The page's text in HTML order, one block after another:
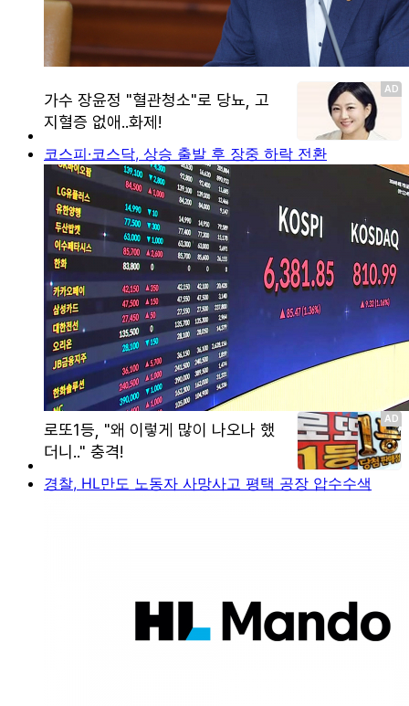
코스피·코스닥, 상승 출발 후 장중 하락 전환
경찰, HL만도 노동자 사망사고 평택 공장 압수수색